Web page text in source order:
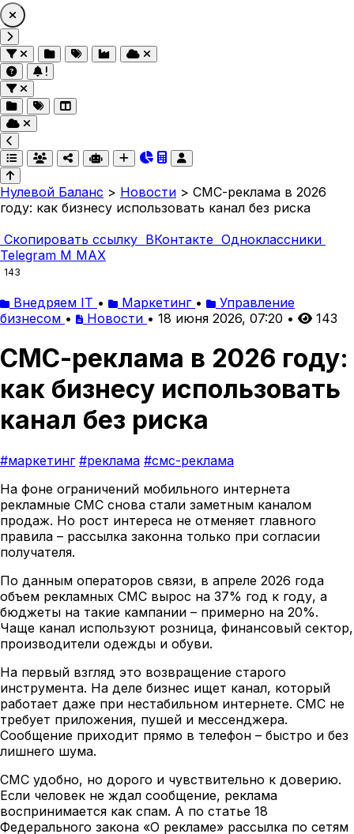
Нулевой Баланс > Новости > СМС-реклама в 2026
году: как бизнесу использовать канал без риска
Скопировать ссылку ВКонтакте Одноклассники
Telegram M MAX
143
Внедряем IT • Маркетинг •
Управление
бизнесом • Новости • 18 июня 2026, 07:20 • 143
СМС-реклама в 2026 году:
как бизнесу использовать
канал без риска
#маркетинг #реклама #смс-реклама
На фоне ограничений мобильного интернета
рекламные СМС снова стали заметным каналом
продаж. Но рост интереса не отменяет главного
правила – рассылка законна только при согласии
получателя.
По данным операторов связи, в апреле 2026 года
объем рекламных СМС вырос на 37% год к году, а
бюджеты на такие кампании – примерно на 20%.
Чаще канал используют розница, финансовый сектор,
производители одежды и обуви.
На первый взгляд это возвращение старого
инструмента. На деле бизнес ищет канал, который
работает даже при нестабильном интернете. СМС не
требует приложения, пушей и мессенджера.
Сообщение приходит прямо в телефон – быстро и без
лишнего шума.
СМС удобно, но дорого и чувствительно к доверию.
Если человек не ждал сообщение, реклама
воспринимается как спам. А по статье 18
Федерального закона «О рекламе» рассылка по сетям